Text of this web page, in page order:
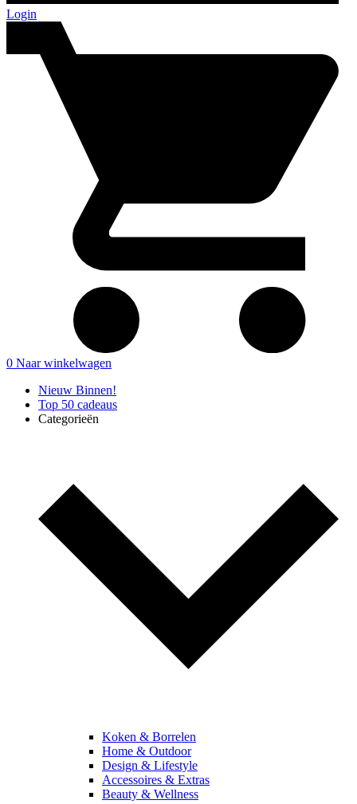
Login
0 Naar winkelwagen
Nieuw Binnen!
Top 50 cadeaus
Categorieën
Koken & Borrelen
Home & Outdoor
Design & Lifestyle
Accessoires & Extras
Beauty & Wellness